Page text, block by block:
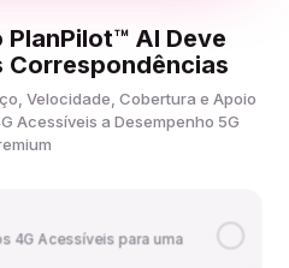
PlanPilot™ AI Deve
Correspondências
Velocidade, Cobertura e Apoio
Acessíveis a Desempenho 5G
4G Acessíveis para uma